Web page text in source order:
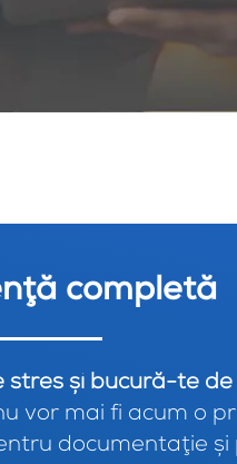
completă
stres şi bucură-te
vor mai fi acum o
documentaţie